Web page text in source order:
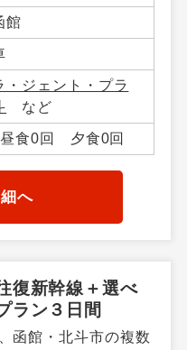
館
・ジェント・プラ
など
食0回 夕食0回
へ
復新幹線＋選べ
ラン３日間
函館・北斗市の複数